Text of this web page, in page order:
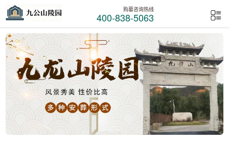
购墓咨询热线
400-838-5063